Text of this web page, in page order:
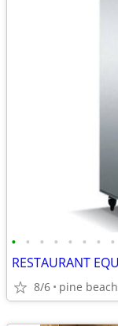
• • • • • • • •
8/6 pine beach